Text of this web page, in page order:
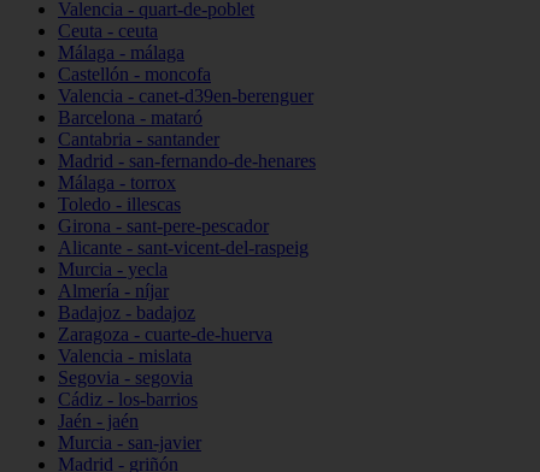
Valencia - quart-de-poblet
Ceuta - ceuta
Málaga - málaga
Castellón - moncofa
Valencia - canet-d39en-berenguer
Barcelona - mataró
Cantabria - santander
Madrid - san-fernando-de-henares
Málaga - torrox
Toledo - illescas
Girona - sant-pere-pescador
Alicante - sant-vicent-del-raspeig
Murcia - yecla
Almería - níjar
Badajoz - badajoz
Zaragoza - cuarte-de-huerva
Valencia - mislata
Segovia - segovia
Cádiz - los-barrios
Jaén - jaén
Murcia - san-javier
Madrid - griñón